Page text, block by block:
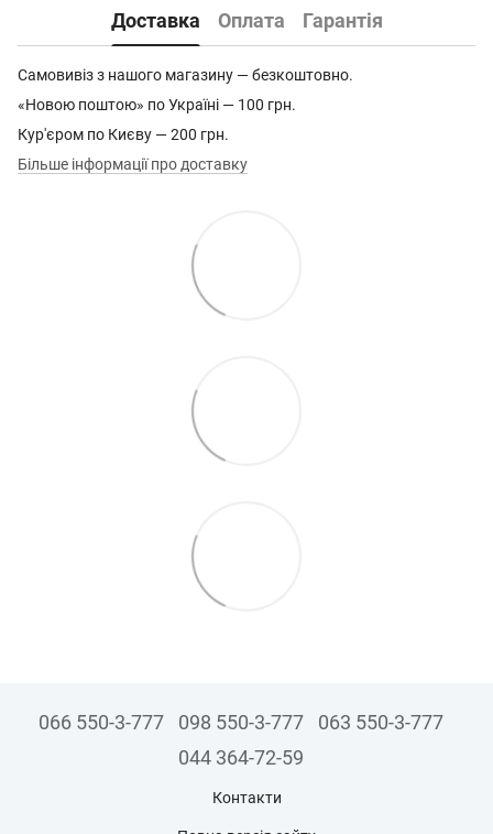
Доставка Оплата Гарантія
Самовивіз з нашого магазину — безкоштовно.
«Новою поштою» по Україні — 100 грн.
Кур'єром по Києву — 200 грн.
Більше інформації про доставку
066 550-3-777 098 550-3-777
063 550-3-777
044 364-72-59
Контакти